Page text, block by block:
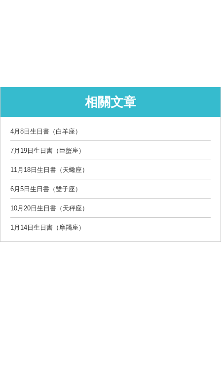
相關文章
4月8日生日書（白羊座）
7月19日生日書（巨蟹座）
11月18日生日書（天蠍座）
6月5日生日書（雙子座）
10月20日生日書（天秤座）
1月14日生日書（摩羯座）